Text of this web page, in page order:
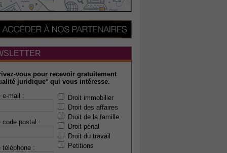
vous pour recevoir gratuitement
juridique* qui vous intéresse.
e-mail :
code postal :
téléphone :
Droit immobilier
Droit des affaires
Droit de la famille
Droit pénal
Droit du travail
Petitions